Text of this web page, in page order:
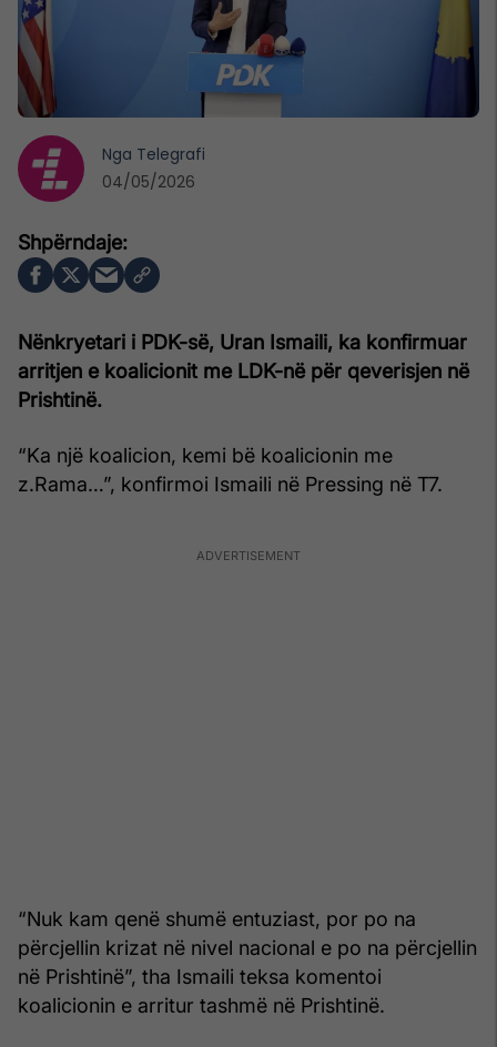
Nënkryetari i PDK-së, Uran Ismaili, ka konfirmuar
arritjen e koalicionit me LDK-në për qeverisjen në
Prishtinë.
“Ka një koalicion, kemi bë koalicionin me
z.Rama…”, konfirmoi Ismaili në Pressing në T7.
“Nuk kam qenë shumë entuziast, por po na
përcjellin krizat në nivel nacional e po na përcjellin
në Prishtinë”, tha Ismaili teksa komentoi
koalicionin e arritur tashmë në Prishtinë.
Nga Telegrafi
04/05/2026